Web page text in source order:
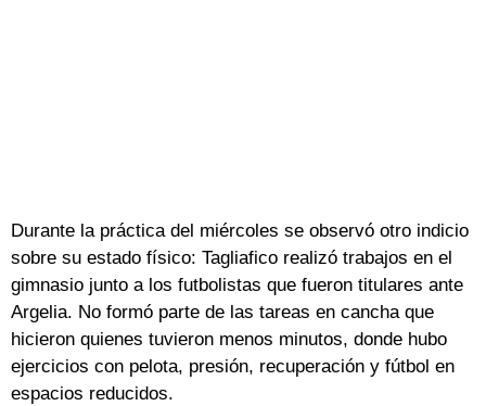
Durante la práctica del miércoles se observó otro indicio
sobre su estado físico: Tagliafico realizó trabajos en el
gimnasio junto a los futbolistas que fueron titulares ante
Argelia. No formó parte de las tareas en cancha que
hicieron quienes tuvieron menos minutos, donde hubo
ejercicios con pelota, presión, recuperación y fútbol en
espacios reducidos.